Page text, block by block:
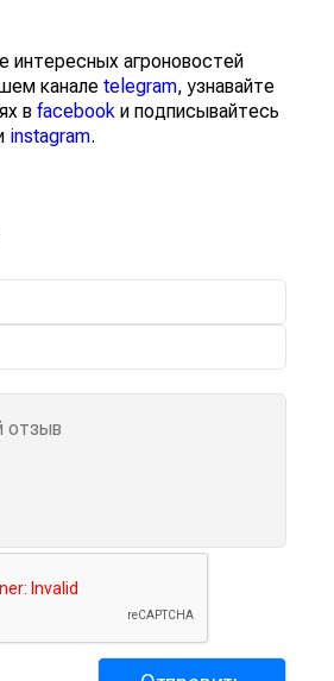
агроновостей
канале telegram, узнавайте
в facebook и подписывайтесь
instagram.